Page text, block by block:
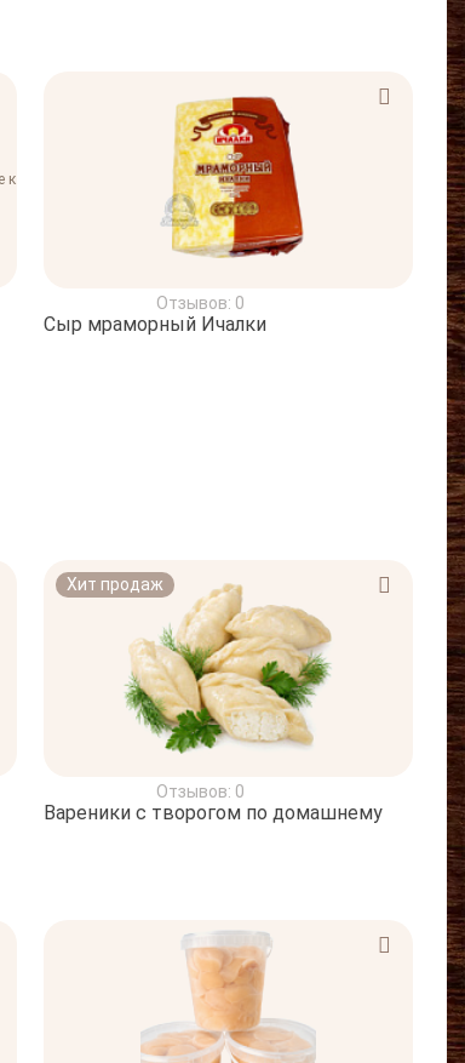
Отзывов: 0
Сыр мраморный Ичалки
Хит продаж
Отзывов: 0
Вареники с творогом по домашнему